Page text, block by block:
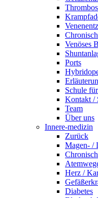
Venöses
Ports
Schule
Kontakt /
Team
Über uns
Innere-medizin
Zurück
Magen- /
Herz /
Diabetes